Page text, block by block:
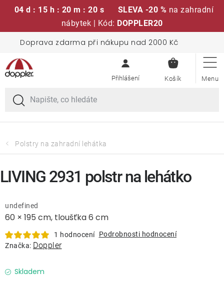
04 d : 15 h : 20 m : 19 s SLEVA -20 % na zahradní
nábytek | Kód: DOPPLER20
obsah
Doprava zdarma při nákupu nad 2000 Kč
KOŠÍK
Sedací soupravy
Slunečníky
Křesla a židle
Polstry na zahradní lehátka
60 × 195 cm, tloušťka 6 cm
undefined
1 hodnocení Podrobnosti hodnocení
Značka: Doppler
Skladem
LIVING 2931 polstr na lehátko